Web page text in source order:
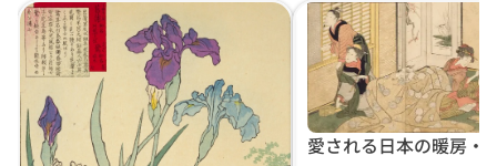
愛される日本の暖房・